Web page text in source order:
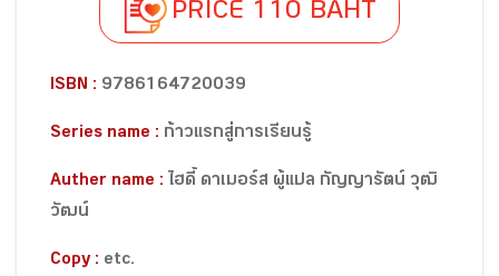
PRICE 110 BAHT
ISBN : 9786164720039
Series name : ก้าวแรกสู่การเรียนรู้
Auther name :
วัฒน์
Copy : etc.